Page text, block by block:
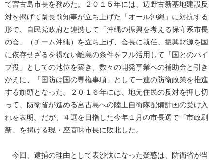
て宮古島市長を務めた。２０１５年には、辺野古新基地建設反
対を掲げて翁長前知事が立ち上げた「オール沖縄」に対抗する
形で、自民党政府と連携して「沖縄の振興を考える保守系市長
の会」（チーム沖縄）を立ち上げ、会長に就任。振興財源を国
に依存せざるを得ない離島の条件をフル活用して「国とのパイ
プ役」としての地位を築き、数々の開発事業への補助金と引き
かえに、「国防は国の専権事項」として一連の防衛政策を推進
する旗頭となった。２０１６年には、地元住民の反対を押し切
って、防衛省が進める宮古島への陸上自衛隊配備計画の受け入
れを表明。だが、４選を目指した今年１月の市長選で「市政刷
新」を掲げる現・座喜味市長に敗北した。
今回、逮捕の理由として表沙汰になった疑惑は、防衛省が当